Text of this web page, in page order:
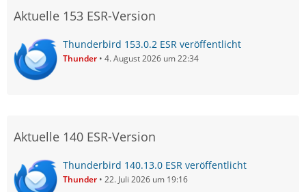
Aktuelle 153 ESR-Version
Thunderbird 153.0.2 ESR veröffentlicht
Thunder 4. August 2026 um 22:34
Aktuelle 140 ESR-Version
Thunderbird 140.13.0 ESR veröffentlicht
Thunder 22. Juli 2026 um 19:16